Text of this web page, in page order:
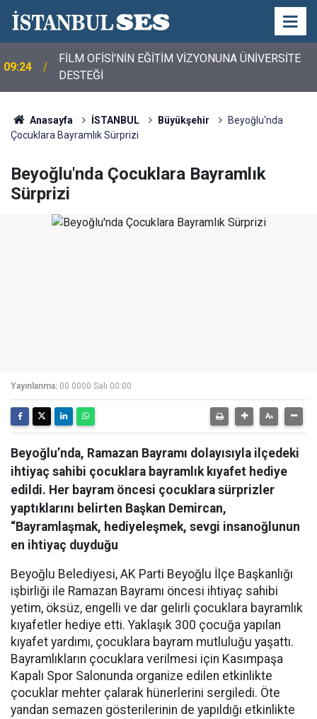
09:24
FİLM OFİSİ'NİN EĞİTİM VİZYONUNA ÜNİVERSİTE
DESTEĞİ
Anasayfa İSTANBUL Büyükşehir
Beyoğlu'nda
Çocuklara Bayramlık Sürprizi
Beyoğlu'nda Çocuklara Bayramlık
Sürprizi
Yayınlanma: 00 0000 Salı 00:00
Beyoğlu’nda, Ramazan Bayramı dolayısıyla ilçedeki
ihtiyaç sahibi çocuklara bayramlık kıyafet hediye
edildi. Her bayram öncesi çocuklara sürprizler
yaptıklarını belirten Başkan Demircan,
“Bayramlaşmak, hediyeleşmek, sevgi insanoğlunun
en ihtiyaç duyduğu
Beyoğlu Belediyesi, AK Parti Beyoğlu İlçe Başkanlığı
işbirliği ile Ramazan Bayramı öncesi ihtiyaç sahibi
yetim, öksüz, engelli ve dar gelirli çocuklara bayramlık
kıyafetler hediye etti. Yaklaşık 300 çocuğa yapılan
kıyafet yardımı, çocuklara bayram mutluluğu yaşattı.
Bayramlıkların çocuklara verilmesi için Kasımpaşa
Kapalı Spor Salonunda organize edilen etkinlikte
çocuklar mehter çalarak hünerlerini sergiledi. Öte
yandan semazen gösterilerinin de yapıldığı etkinlikte